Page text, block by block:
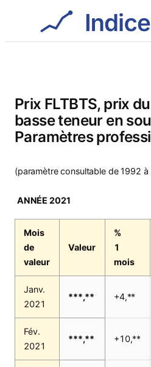
Prix FLTBTS, prix
basse teneur en
Paramètres
(paramètre consultable de 1992 à
ANNÉE 2021
Mois
de
valeur
Valeur
%
1
mois
Janv.
2021
***,** +4,**
Fév.
2021
***,** +10,**